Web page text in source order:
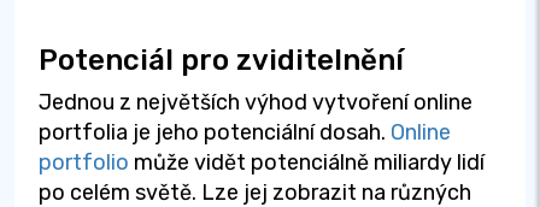
Potenciál pro zviditelnění
Jednou z největších výhod vytvoření online
portfolia je jeho potenciální dosah. Online
portfolio může vidět potenciálně miliardy lidí
po celém světě. Lze jej zobrazit na různých